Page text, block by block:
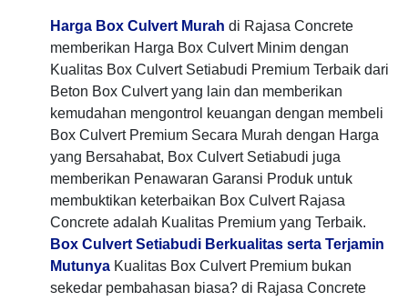
Harga Box Culvert Murah di Rajasa Concrete
memberikan Harga Box Culvert Minim dengan
Kualitas Box Culvert Setiabudi Premium Terbaik dari
Beton Box Culvert yang lain dan memberikan
kemudahan mengontrol keuangan dengan membeli
Box Culvert Premium Secara Murah dengan Harga
yang Bersahabat, Box Culvert Setiabudi juga
memberikan Penawaran Garansi Produk untuk
membuktikan keterbaikan Box Culvert Rajasa
Concrete adalah Kualitas Premium yang Terbaik.
Box Culvert Setiabudi Berkualitas serta Terjamin
Mutunya Kualitas Box Culvert Premium bukan
sekedar pembahasan biasa? di Rajasa Concrete